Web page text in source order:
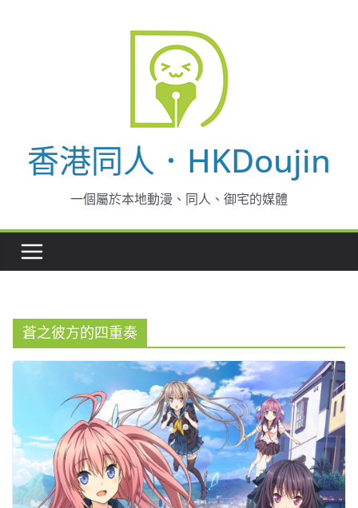
香港同人．HKDoujin
一個屬於本地動漫、同人、御宅的媒體
蒼之彼方的四重奏